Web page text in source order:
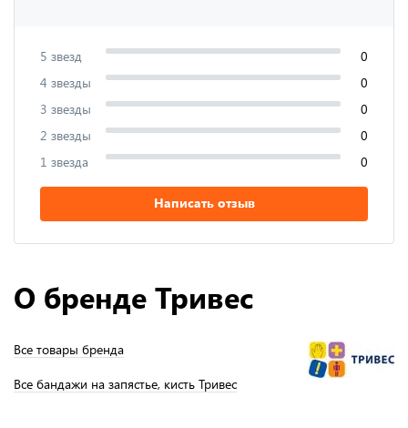
5 звезд
0
4 звезды
0
3 звезды
0
2 звезды
0
1 звезда
0
Написать отзыв
О бренде Тривес
Все товары бренда
Все бандажи на запястье, кисть Тривес